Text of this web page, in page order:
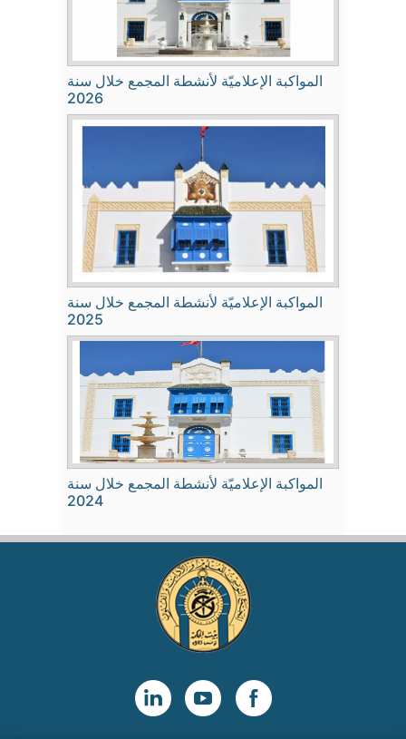
المواكبة الإعلاميّة لأنشطة المجمع خلال سنة
2026
المواكبة الإعلاميّة لأنشطة المجمع خلال سنة
2025
المواكبة الإعلاميّة لأنشطة المجمع خلال سنة
2024